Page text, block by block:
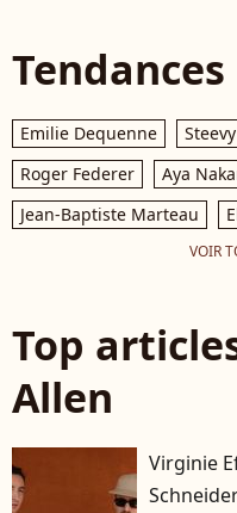
Tendances
Emilie Dequenne
Roger Federer
Aya
Jean-Baptiste Marteau
VOIR
Top
Allen
Virginie